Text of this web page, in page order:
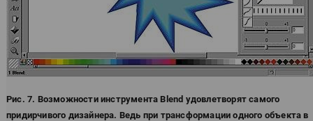
Рис. 7. Возможности инструмента Blend удовлетворят самого
придирчивого дизайнера. Ведь при трансформации одного объекта в